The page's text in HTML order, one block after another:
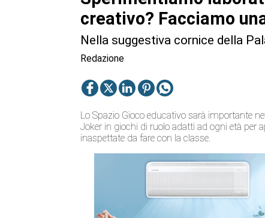
creativo? Facciamo
Nella suggestiva cornice della
Redazione
Lo Spazio Gioco educativo sarà importante
Joker in giochi di ruolo adatti ad ogni età per
inaspettate da fare con la classe.